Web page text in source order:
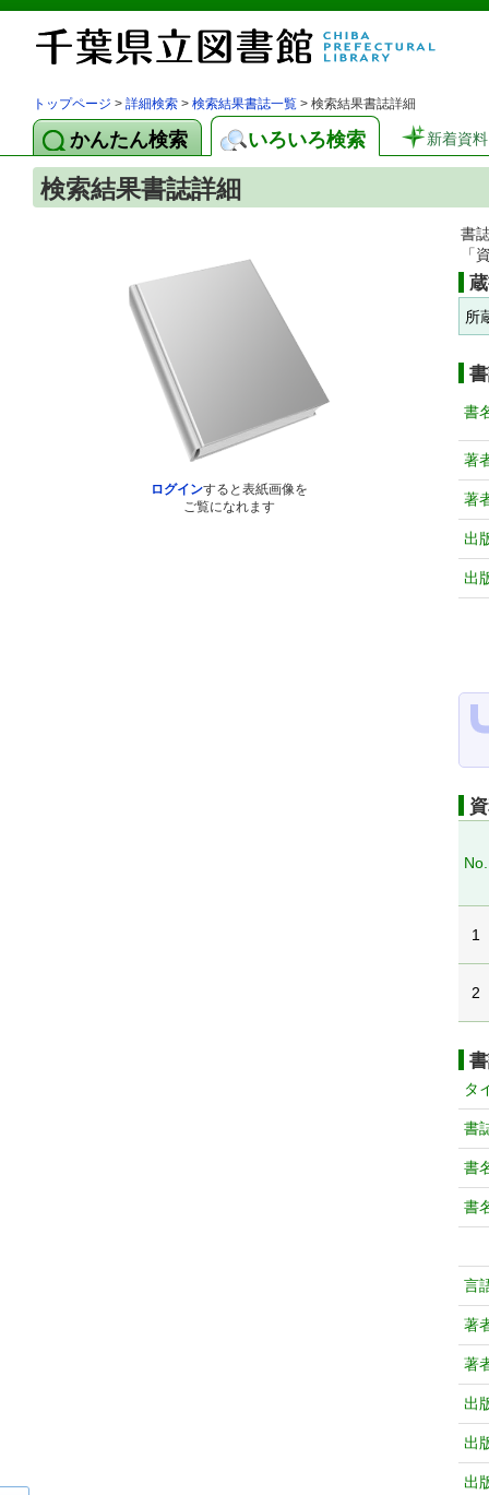
トップページ > 詳細検索 > 検索結果書誌一覧 > 検索結果書誌詳細
かんたん検索 いろいろ検索 新着資料
検索結果書誌詳細
ログインすると表紙画像を
ご覧になれます
書
「
所
書
著
著
出
出
No.
1
2
タ
書
書
書
言
著
著
出
出
出